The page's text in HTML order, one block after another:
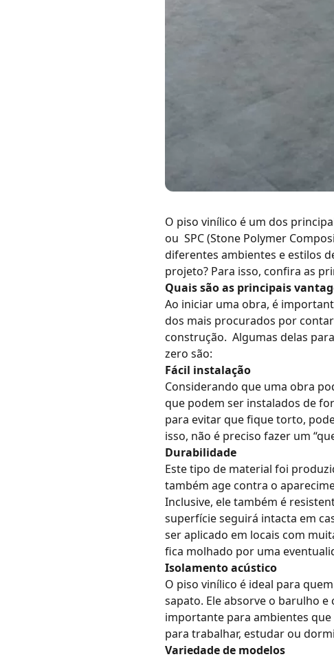
O piso vinílico é um dos
ou SPC (Stone Polymer
diferentes ambientes e estilos
projeto? Para isso, confira as
Quais são as principais
Ao iniciar uma obra, é
dos mais procurados por
construção. Algumas delas
zero são:
Fácil instalação
Considerando que uma obra
que podem ser instalados de
para evitar que fique torto,
isso, não é preciso fazer um
Durabilidade
Este tipo de material foi
também age contra o
Inclusive, ele também é
superfície seguirá intacta em
ser aplicado em locais com
fica molhado por uma
Isolamento acústico
O piso vinílico é ideal para
sapato. Ele absorve o barulho
importante para ambientes
para trabalhar, estudar ou
Variedade de modelos